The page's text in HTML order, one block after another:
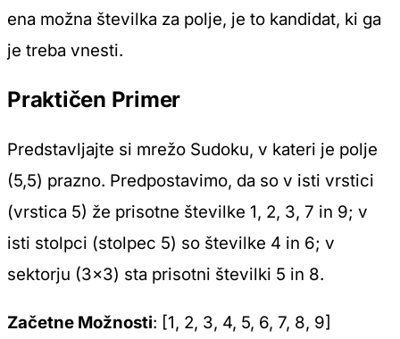
ena možna številka za polje, je to kandidat, ki ga
je treba vnesti.
Praktičen Primer
Predstavljajte si mrežo Sudoku, v kateri je polje
(5,5) prazno. Predpostavimo, da so v isti vrstici
(vrstica 5) že prisotne številke 1, 2, 3, 7 in 9; v
isti stolpci (stolpec 5) so številke 4 in 6; v
sektorju (3×3) sta prisotni številki 5 in 8.
Začetne Možnosti: [1, 2, 3, 4, 5, 6, 7, 8, 9]